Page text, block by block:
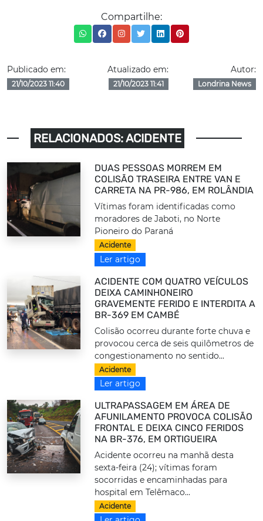
Compartilhe:
Publicado em:
21/10/2023 11:40
Atualizado em:
21/10/2023 11:41
Autor:
Londrina News
RELACIONADOS: ACIDENTE
DUAS PESSOAS MORREM EM
COLISÃO TRASEIRA ENTRE VAN E
CARRETA NA PR-986, EM ROLÂNDIA
Vítimas foram identificadas como
moradores de Jaboti, no Norte
Pioneiro do Paraná
Acidente
Ler artigo
ACIDENTE COM QUATRO VEÍCULOS
DEIXA CAMINHONEIRO
GRAVEMENTE FERIDO E INTERDITA A
BR-369 EM CAMBÉ
Colisão ocorreu durante forte chuva e
provocou cerca de seis quilômetros de
congestionamento no sentido...
Acidente
Ler artigo
ULTRAPASSAGEM EM ÁREA DE
AFUNILAMENTO PROVOCA COLISÃO
FRONTAL E DEIXA CINCO FERIDOS
NA BR-376, EM ORTIGUEIRA
Acidente ocorreu na manhã desta
sexta-feira (24); vítimas foram
socorridas e encaminhadas para
hospital em Telêmaco...
Acidente